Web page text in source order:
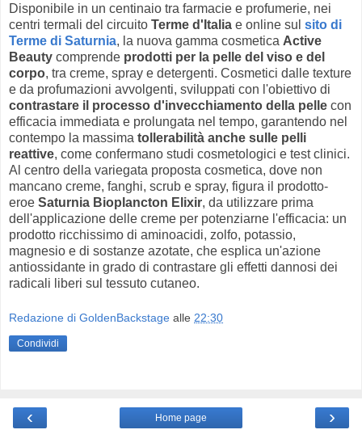
Disponibile in un centinaio tra farmacie e profumerie, nei
centri termali del circuito Terme d'Italia e online sul sito di
Terme di Saturnia, la nuova gamma cosmetica Active
Beauty comprende prodotti per la pelle del viso e del
corpo, tra creme, spray e detergenti. Cosmetici dalle texture
e da profumazioni avvolgenti, sviluppati con l'obiettivo di
contrastare il processo d'invecchiamento della pelle con
efficacia immediata e prolungata nel tempo, garantendo nel
contempo la massima tollerabilità anche sulle pelli
reattive, come confermano studi cosmetologici e test clinici.
Al centro della variegata proposta cosmetica, dove non
mancano creme, fanghi, scrub e spray, figura il prodotto-
eroe Saturnia Bioplancton Elixir, da utilizzare prima
dell'applicazione delle creme per potenziarne l'efficacia: un
prodotto ricchissimo di aminoacidi, zolfo, potassio,
magnesio e di sostanze azotate, che esplica un'azione
antiossidante in grado di contrastare gli effetti dannosi dei
radicali liberi sul tessuto cutaneo.
Redazione di GoldenBackstage alle 22:30
Condividi
‹ ›
Home page